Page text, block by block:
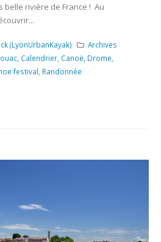
belle rivière de France ! Au
(LyonUrbanKayak)
Archives
, Calendrier, Canoë, Drome,
festival, Randonnée